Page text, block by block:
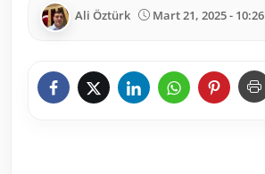
Ali Öztürk Mart 21, 2025 - 10:26